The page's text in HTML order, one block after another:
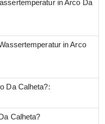
in Arco Da
in Arco
Da Calheta?:
Calheta?